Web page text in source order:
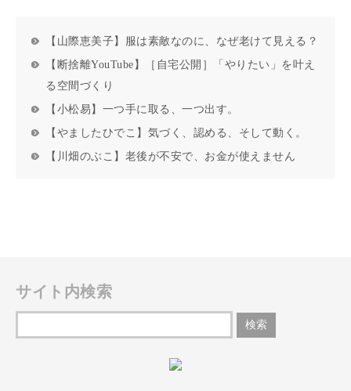
【山際恵美子】服は素敵なのに、なぜ老けて見える？
【断捨離YouTube】［自宅公開］「やりたい」を叶え
る空間づくり
【小松易】一つ手に取る、一つ出す。
【やましたひでこ】気づく、認める、そして動く。
【川畑のぶこ】老後が不安で、お金が使えません
サイト内検索